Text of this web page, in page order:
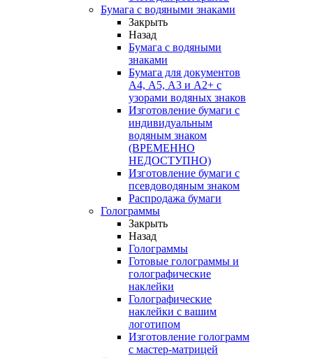
Бумага с водяными знаками
Закрыть
Назад
Бумага с водяными
знаками
Бумага для документов
А4, А5, А3 и А2+ с
узорами водяных знаков
Изготовление бумаги с
индивидуальным
водяным знаком
(ВРЕМЕННО
НЕДОСТУПНО)
Изготовление бумаги с
псевдоводяным знаком
Распродажа бумаги
Голограммы
Закрыть
Назад
Голограммы
Готовые голограммы и
голографические
наклейки
Голографические
наклейки с вашим
логотипом
Изготовление голограмм
с мастер-матрицей